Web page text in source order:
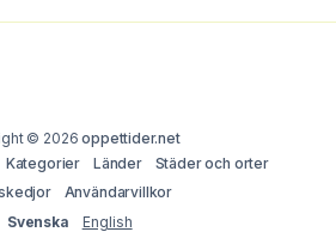
© 2026oppettider.net
Kategorier Länder
Städer och orter
Användarvillkor
Svenska
English